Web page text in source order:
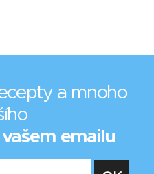
a mnoho
emailu